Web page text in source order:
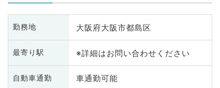
勤務地 大阪府大阪市都島区
最寄り駅 ※詳細はお問い合わせください
自動車通勤 車通勤可能